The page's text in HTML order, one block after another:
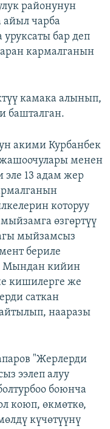
районунун
чарба
бар деп
кармалганын
камака алынып,
башталган.
акими Курбанбек
менен
13 адам жер
которуу
өзгөртүү
мыйзамсыз
бериле
Мындан кийин
кишилерге же
саткан
нааразы
"Жерлерди
ээлеп алуу
боюнча
коюп, өкмөткө,
күчөтүүнү